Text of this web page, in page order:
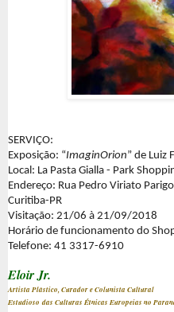
SERVIÇO:
Exposição: “ImaginOrion” de Luiz
Local: La Pasta Gialla - Park
Endereço: Rua Pedro Viriato
Curitiba-PR
Visitação: 21/06 à 21/09/2018
Horário de funcionamento do
Telefone: 41 3317-6910
Eloir Jr.
Artista Plástico, Curador e Colunista Cultural
Estudioso das Culturas Étnicas Europeias no